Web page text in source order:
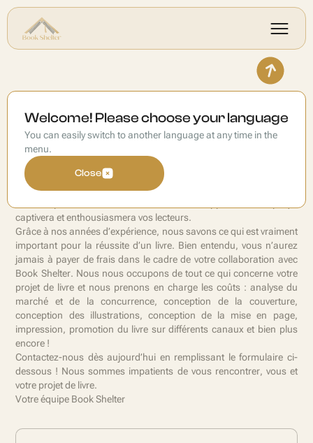
Welcome! Please choose your language
You can easily switch to another language at any time in the
menu.
Close
Vous avez une idée de livre géniale et/ou vous êtes expert dans un
domaine particulier ?
Alors vous êtes au bon endroit chez Book Shelter ! Nous vous
aidons non seulement à publier et à promouvoir votre livre de
captivera et enthousiasmera vos lecteurs.
Grâce à nos années d’expérience, nous savons ce qui est vraiment
important pour la réussite d’un livre. Bien entendu, vous n’aurez
jamais à payer de frais dans le cadre de votre collaboration avec
Book Shelter. Nous nous occupons de tout ce qui concerne votre
projet de livre et nous prenons en charge les coûts : analyse du
marché et de la concurrence, conception de la couverture,
conception des illustrations, conception de la mise en page,
impression, promotion du livre sur différents canaux et bien plus
encore !
Contactez-nous dès aujourd’hui en remplissant le formulaire ci-
dessous ! Nous sommes impatients de vous rencontrer, vous et
votre projet de livre.
Votre équipe Book Shelter